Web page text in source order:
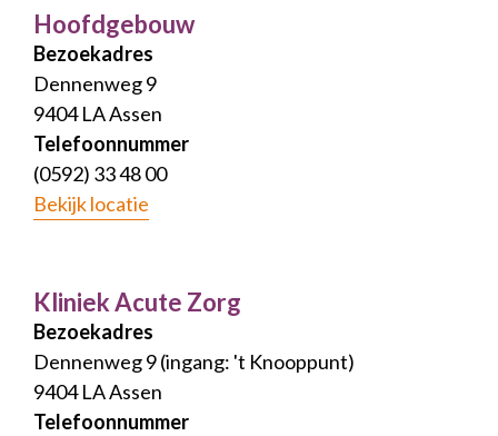
Hoofdgebouw
Bezoekadres
Dennenweg 9
9404 LA Assen
Telefoonnummer
(0592) 33 48 00
Bekijk locatie
Kliniek Acute Zorg
Bezoekadres
Dennenweg 9 (ingang: 't Knooppunt)
9404 LA Assen
Telefoonnummer